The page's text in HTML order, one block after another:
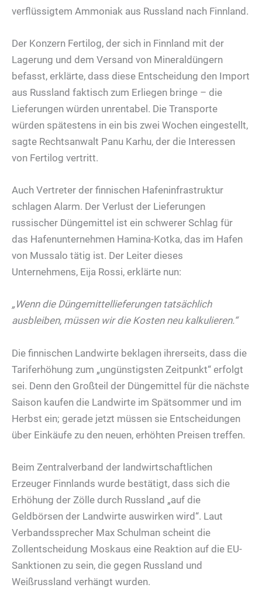
verflüssigtem Ammoniak aus Russland nach Finnland.
Der Konzern Fertilog, der sich in Finnland mit der
Lagerung und dem Versand von Mineraldüngern
befasst, erklärte, dass diese Entscheidung den Import
aus Russland faktisch zum Erliegen bringe – die
Lieferungen würden unrentabel. Die Transporte
würden spätestens in ein bis zwei Wochen eingestellt,
sagte Rechtsanwalt Panu Karhu, der die Interessen
von Fertilog vertritt.
Auch Vertreter der finnischen Hafeninfrastruktur
schlagen Alarm. Der Verlust der Lieferungen
russischer Düngemittel ist ein schwerer Schlag für
das Hafenunternehmen Hamina-Kotka, das im Hafen
von Mussalo tätig ist. Der Leiter dieses
Unternehmens, Eija Rossi, erklärte nun:
„Wenn die Düngemittellieferungen tatsächlich
ausbleiben, müssen wir die Kosten neu kalkulieren.“
Die finnischen Landwirte beklagen ihrerseits, dass die
Tariferhöhung zum „ungünstigsten Zeitpunkt“ erfolgt
sei. Denn den Großteil der Düngemittel für die nächste
Saison kaufen die Landwirte im Spätsommer und im
Herbst ein; gerade jetzt müssen sie Entscheidungen
über Einkäufe zu den neuen, erhöhten Preisen treffen.
Beim Zentralverband der landwirtschaftlichen
Erzeuger Finnlands wurde bestätigt, dass sich die
Erhöhung der Zölle durch Russland „auf die
Geldbörsen der Landwirte auswirken wird“. Laut
Verbandssprecher Max Schulman scheint die
Zollentscheidung Moskaus eine Reaktion auf die EU-
Sanktionen zu sein, die gegen Russland und
Weißrussland verhängt wurden.